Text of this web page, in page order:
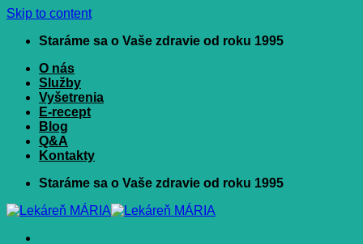
Skip to content
Staráme sa o Vaše zdravie od roku 1995
O nás
Služby
Vyšetrenia
E-recept
Blog
Q&A
Kontakty
Staráme sa o Vaše zdravie od roku 1995